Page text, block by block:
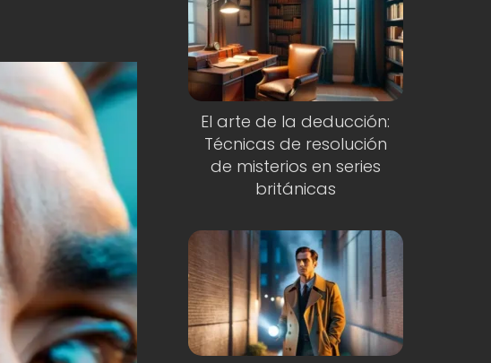
El arte de la deducción:
Técnicas de resolución
de misterios en series
británicas